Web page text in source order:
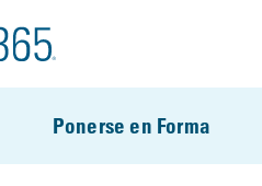
Ponerse en Forma